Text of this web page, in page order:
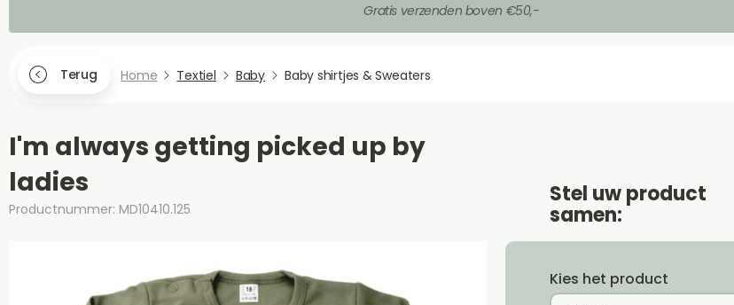
Gratis verzenden boven €50,-
Terug Home Textiel Baby Baby shirtjes & Sweaters
I'm always getting picked up by
ladies
Productnummer: MD10410.125
Stel uw product
samen:
Kies het product